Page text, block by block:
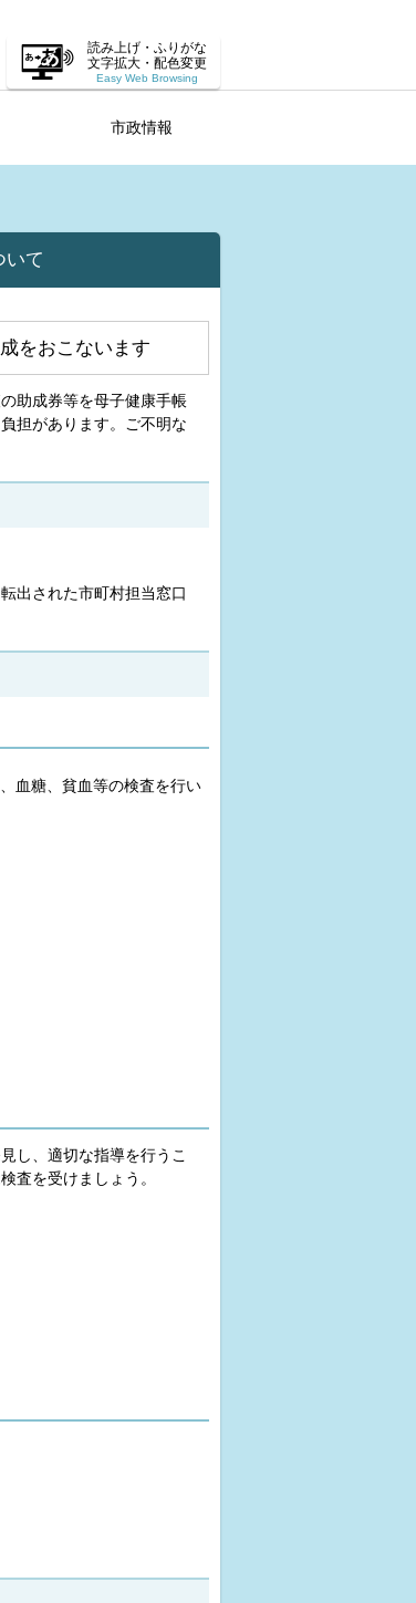
読み上げ・ふりがな
文字拡大・配色変更
Easy Web Browsing
市政情報
いて
をおこないます
助成券等を母子健康手帳
担があります。ご不明な
出された市町村担当窓口
血糖、貧血等の検査を行い
し、適切な指導を行うこ
査を受けましょう。